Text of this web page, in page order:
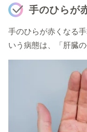
手のひらが
手のひらが赤くなる
いう病態は、「肝臓